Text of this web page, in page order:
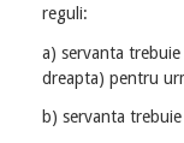
reguli:
a) servanta
dreapta) pentru
b) servanta